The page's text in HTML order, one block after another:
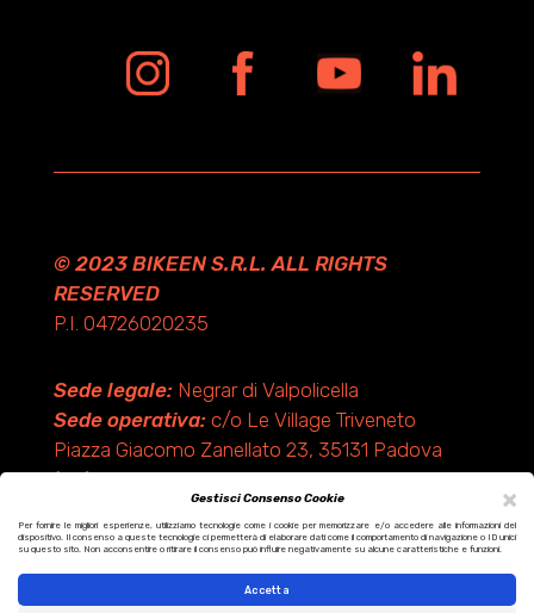
×
Gestisci Consenso Cookie
Per fornire le migliori esperienze, utilizziamo tecnologie come i cookie per memorizzare e/o accedere alle informazioni del
dispositivo. Il consenso a queste tecnologie ci permetterà di elaborare dati come il comportamento di navigazione o ID unici
su questo sito. Non acconsentire o ritirare il consenso può influire negativamente su alcune caratteristiche e funzioni.
Accetta
© 2023 BIKEEN S.R.L. ALL RIGHTS
RESERVED
P.I. 04726020235
Sede legale:Negrar di Valpolicella
Sede operativa:c/o Le Village Triveneto
Piazza Giacomo Zanellato 23, 35131 Padova
(PD)
Design by KF ADV
Development by Italix.net